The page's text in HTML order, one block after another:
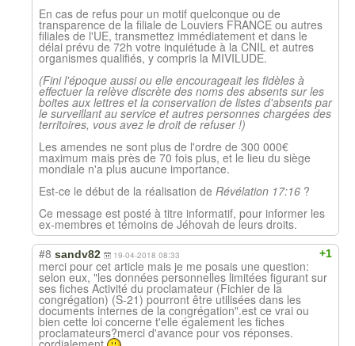
En cas de refus pour un motif quelconque ou de
transparence de la filiale de Louviers FRANCE ou autres
filiales de l'UE, transmettez immédiatement et dans le
délai prévu de 72h votre inquiétude à la CNIL et autres
organismes qualifiés, y compris la MIVILUDE.
(Fini l'époque aussi ou elle encourageait les fidèles à
effectuer la relève discrète des noms des absents sur les
boites aux lettres et la conservation de listes d'absents par
le surveillant au service et autres personnes chargées des
territoires, vous avez le droit de refuser !)
Les amendes ne sont plus de l'ordre de 300 000€
maximum mais près de 70 fois plus, et le lieu du siège
mondiale n'a plus aucune importance.
Est-ce le début de la réalisation de Révélation 17:16 ?
Ce message est posté à titre informatif, pour informer les
ex-membres et témoins de Jéhovah de leurs droits.
+1
#8 sandv82 19-04-2018 08:33
merci pour cet article mais je me posais une question:
selon eux, "les données personnelles limitées figurant sur
ses fiches Activité du proclamateur (Fichier de la
congrégation) (S-21) pourront être utilisées dans les
documents internes de la congrégation".est ce vrai ou
bien cette loi concerne t'elle également les fiches
proclamateurs?merci d'avance pour vos réponses.